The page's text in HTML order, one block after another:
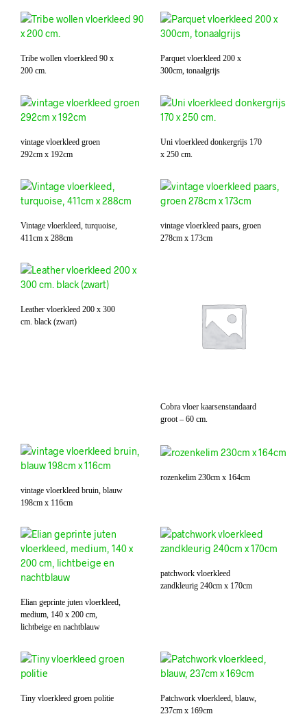
Tribe wollen vloerkleed 90 x
200 cm.
Parquet vloerkleed 200 x
300cm, tonaalgrijs
vintage vloerkleed groen
292cm x 192cm
Uni vloerkleed donkergrijs 170
x 250 cm.
Vintage vloerkleed, turquoise,
411cm x 288cm
vintage vloerkleed paars, groen
278cm x 173cm
Leather vloerkleed 200 x 300
cm. black (zwart)
Cobra vloer kaarsenstandaard
groot – 60 cm.
vintage vloerkleed bruin, blauw
198cm x 116cm
rozenkelim 230cm x 164cm
Elian geprinte juten vloerkleed,
medium, 140 x 200 cm,
lichtbeige en nachtblauw
patchwork vloerkleed
zandkleurig 240cm x 170cm
Tiny vloerkleed groen politie
Patchwork vloerkleed, blauw,
237cm x 169cm